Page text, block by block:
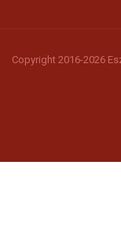
Copyright 2016-2026